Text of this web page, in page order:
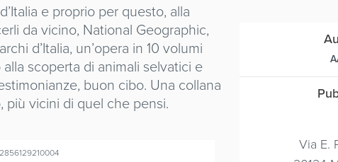
e proprio per questo, alla
da vicino, National Geographic,
d’Italia, un’opera in 10 volumi
scoperta di animali selvatici e
buon cibo. Una collana
vicini di quel che pensi.
Via E.